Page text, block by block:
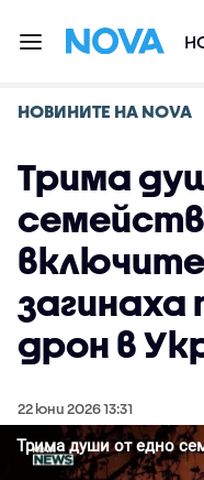
НОВИНИТЕ НА NOVA
Трима
загинаха
дрон в
22 юни 2026 13:31